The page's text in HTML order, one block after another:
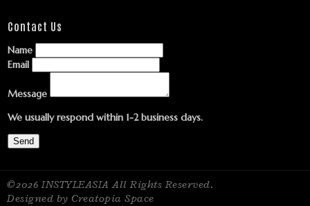
Contact Us
Name
Email
Message
We usually respond within 1-2 business days.
Send
©2026 INSTYLEASIA All Rights Reserved.
Designed by Creatopia Space